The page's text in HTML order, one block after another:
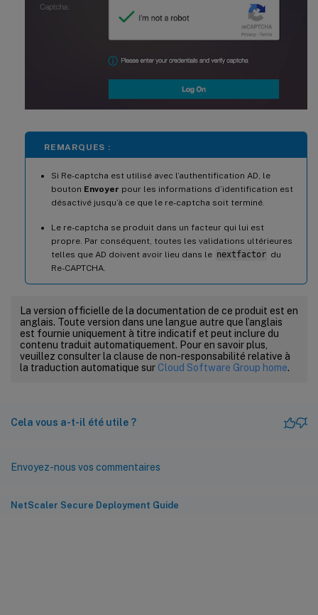
REMARQUES :
Si Re-captcha est utilisé avec l’authentification AD, le
bouton Envoyer pour les informations d’identification est
désactivé jusqu’à ce que le re-captcha soit terminé.
Le re-captcha se produit dans un facteur qui lui est
propre. Par conséquent, toutes les validations ultérieures
telles que AD doivent avoir lieu dans le nextfactor du
Re-CAPTCHA.
La version officielle de la documentation de ce produit est en
anglais. Toute version dans une langue autre que l’anglais
est fournie uniquement à titre indicatif et peut inclure du
contenu traduit automatiquement. Pour en savoir plus,
veuillez consulter la clause de non-responsabilité relative à
la traduction automatique sur Cloud Software Group home.
Cela vous a-t-il été utile ?
Envoyez-nous vos commentaires
NetScaler Secure Deployment Guide